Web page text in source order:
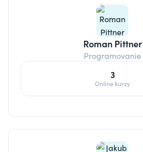
Roman Pittner
Programovanie
3
Online kurzy